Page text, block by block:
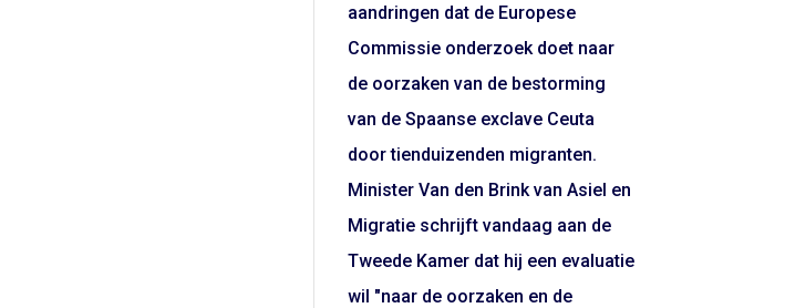
aandringen dat de Europese
Commissie onderzoek doet naar
de oorzaken van de bestorming
van de Spaanse exclave Ceuta
door tienduizenden migranten.
Minister Van den Brink van Asiel en
Migratie schrijft vandaag aan de
Tweede Kamer dat hij een evaluatie
wil "naar de oorzaken en de